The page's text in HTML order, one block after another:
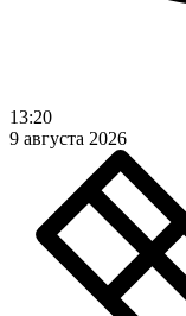
13:20
9 августа 2026